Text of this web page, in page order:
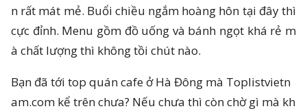
n rất mát mẻ. Buổi chiều ngắm hoàng hôn tại đây thì
cực đỉnh. Menu gồm đồ uống và bánh ngọt khá rẻ m
à chất lượng thì không tồi chút nào.
Bạn đã tới top quán cafe ở Hà Đông mà Toplistvietn
am.com kể trên chưa? Nếu chưa thì còn chờ gì mà kh